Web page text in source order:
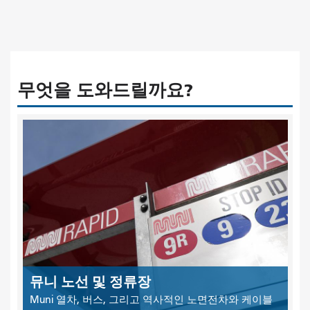
무엇을 도와드릴까요?
뮤니 노선 및 정류장
Muni 열차, 버스, 그리고 역사적인 노면전차와 케이블